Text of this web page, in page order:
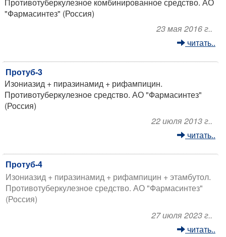
"Фармасинтез" (Россия)
23 мая 2016 г..
читать..
Протуб-3
Изониазид + пиразинамид + рифампицин.
Противотуберкулезное средство. АО "Фармасинтез"
(Россия)
22 июля 2013 г..
читать..
Протуб-4
Изониазид + пиразинамид + рифампицин + этамбутол.
Противотуберкулезное средство. АО "Фармасинтез"
(Россия)
27 июля 2023 г..
читать..